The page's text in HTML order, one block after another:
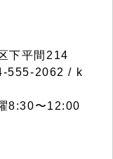
下平間214
555-2062 / k
8:30〜12:00